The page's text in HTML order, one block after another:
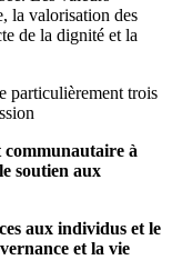
la valorisation des
de la dignité et la
particulièrement trois
communautaire à
soutien aux
aux individus et le
et la vie